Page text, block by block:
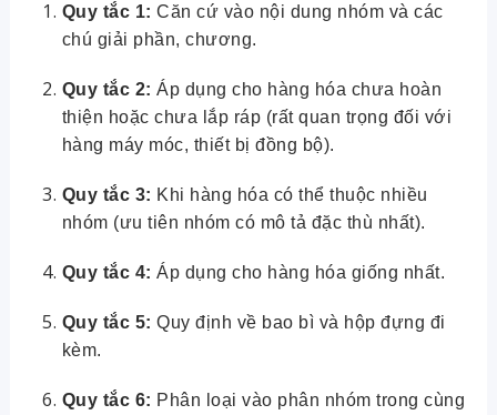
Quy tắc 1: Căn cứ vào nội dung nhóm và các
chú giải phần, chương.
Quy tắc 2: Áp dụng cho hàng hóa chưa hoàn
thiện hoặc chưa lắp ráp (rất quan trọng đối với
hàng máy móc, thiết bị đồng bộ).
Quy tắc 3: Khi hàng hóa có thể thuộc nhiều
nhóm (ưu tiên nhóm có mô tả đặc thù nhất).
Quy tắc 4: Áp dụng cho hàng hóa giống nhất.
Quy tắc 5: Quy định về bao bì và hộp đựng đi
kèm.
Quy tắc 6: Phân loại vào phân nhóm trong cùng